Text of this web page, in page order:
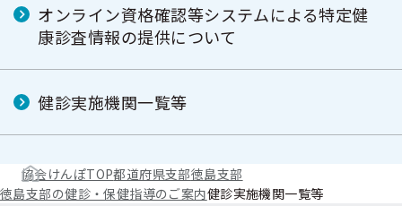
オンライン資格確認等システムによる特定健
康診査情報の提供について
健診実施機関一覧等
協会けんぽTOP都道府県支部徳島支部
徳島支部の健診・保健指導のご案内健診実施機関一覧等